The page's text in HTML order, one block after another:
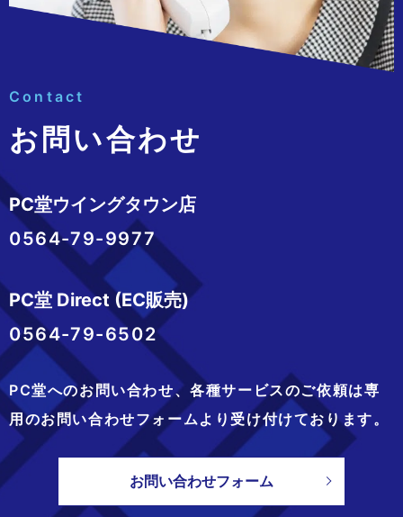
Contact
お問い合わせ
PC堂ウイングタウン店
0564-79-9977
PC堂 Direct (EC販売)
0564-79-6502
PC堂へのお問い合わせ、各種サービスのご依頼は専
用のお問い合わせフォームより 受け付けております。
お問い合わせフォーム